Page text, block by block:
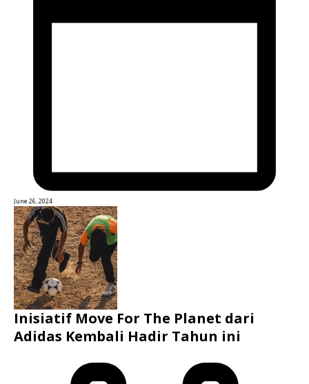
June 26, 2024
Inisiatif Move For The Planet dari
Adidas Kembali Hadir Tahun ini